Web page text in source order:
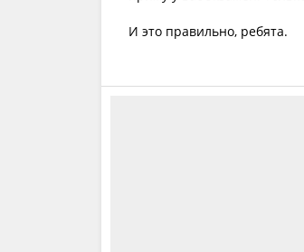
И это правильно, ребята.